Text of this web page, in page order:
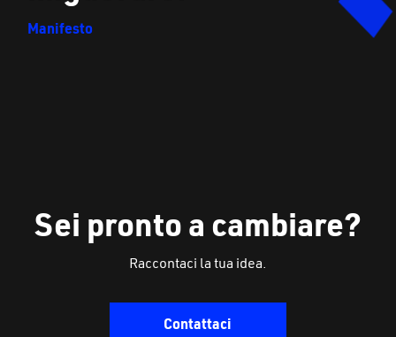
Manifesto
Sei pronto a cambiare?
Raccontaci la tua idea.
Contattaci